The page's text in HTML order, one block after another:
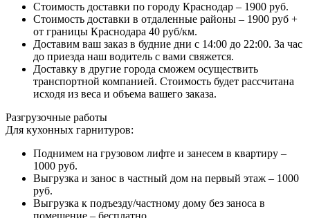
Стоимость доставки по городу Краснодар – 1900 руб.
Стоимость доставки в отдаленные районы – 1900 руб +
от границы Краснодара 40 руб/км.
Доставим ваш заказ в будние дни с 14:00 до 22:00. За час
до приезда наш водитель с вами свяжется.
Доставку в другие города сможем осуществить
транспортной компанией. Стоимость будет рассчитана
исходя из веса и объема вашего заказа.
Разгрузочные работы
Для кухонных гарнитуров:
Поднимем на грузовом лифте и занесем в квартиру –
1000 руб.
Выгрузка и занос в частный дом на первый этаж – 1000
руб.
Выгрузка к подъезду/частному дому без заноса в